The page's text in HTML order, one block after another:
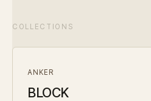
COLLECTIONS
ANKER
BLOCK